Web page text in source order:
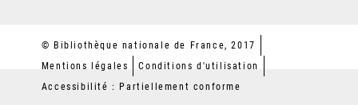
© Bibliothèque nationale de France, 2017
Mentions légales
Conditions d'utilisation
Accessibilité : Partiellement conforme